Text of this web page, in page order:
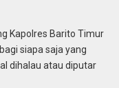
Kapolres Barito Timur
siapa saja yang
dihalau atau diputar